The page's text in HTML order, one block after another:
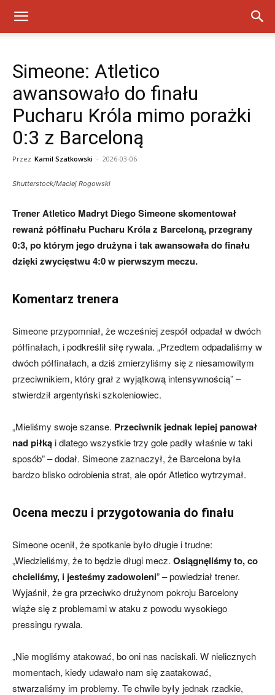
Simeone: Atletico
awansowało do finału
Pucharu Króla mimo porażki
0:3 z Barceloną
Przez Kamil Szatkowski - 2026-03-06
Shutterstock/Maciej Rogowski
Trener Atletico Madryt Diego Simeone skomentował
rewanż półfinału Pucharu Króla z Barceloną, przegrany
0:3, po którym jego drużyna i tak awansowała do finału
dzięki zwycięstwu 4:0 w pierwszym meczu.
Komentarz trenera
Simeone przypomniał, że wcześniej zespół odpadał w dwóch
półfinałach, i podkreślił siłę rywala. „Przedtem odpadaliśmy w
dwóch półfinałach, a dziś zmierzyliśmy się z niesamowitym
przeciwnikiem, który grał z wyjątkową intensywnością” –
stwierdził argentyński szkoleniowiec.
„Mieliśmy swoje szanse. Przeciwnik jednak lepiej panował
nad piłkąi dlatego wszystkie trzy gole padły właśnie w taki
sposób” – dodał. Simeone zaznaczył, że Barcelona była
bardzo blisko odrobienia strat, ale opór Atletico wytrzymał.
Ocena meczu i przygotowania do finału
Simeone ocenił, że spotkanie było długie i trudne:
„Wiedzieliśmy, że to będzie długi mecz. Osiągnęliśmy to, co
chcieliśmy, i jesteśmy zadowoleni” – powiedział trener.
Wyjaśnił, że gra przeciwko drużynom pokroju Barcelony
wiąże się z problemami w ataku z powodu wysokiego
pressingu rywala.
„Nie mogliśmy atakować, bo oni nas naciskali. W nielicznych
momentach, kiedy udawało nam się zaatakować,
stwarzaliśmy im problemy. Te chwile były jednak rzadkie,